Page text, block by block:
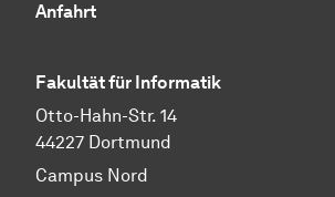
Anfahrt
Fakultät für Informatik
Otto-Hahn-Str. 14
44227 Dortmund
Campus Nord